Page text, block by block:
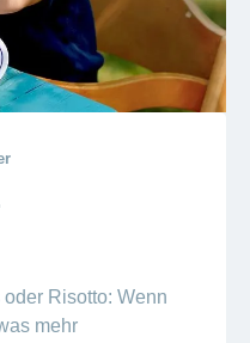
Risotto: Wenn
mehr